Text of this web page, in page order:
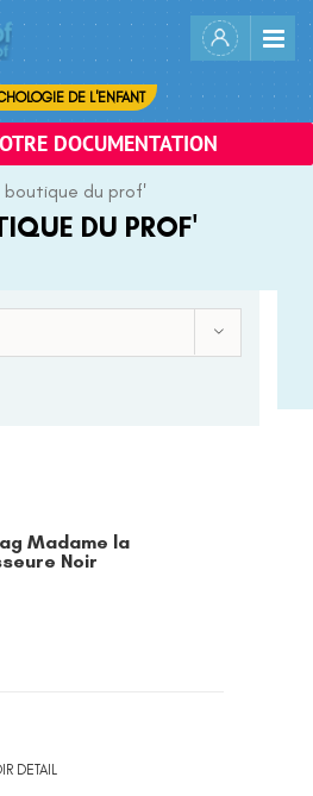
DE L'ENFANT
DOCUMENTATION
boutique du prof'
DU PROF'
Madame la
Noir
DETAIL